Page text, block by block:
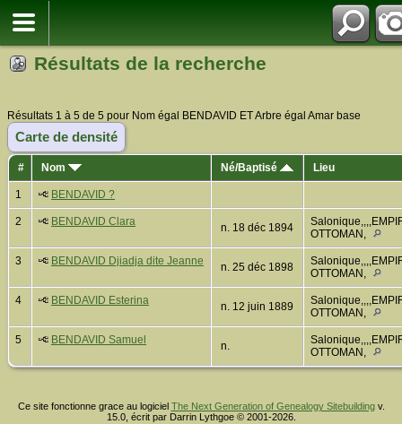
Résultats de la recherche
Résultats 1 à 5 de 5 pour Nom égal BENDAVID ET Arbre égal Amar base
Carte de densité
# Nom Né/Baptisé Lieu
1 BENDAVID ?
2 BENDAVID Clara n. 18 déc 1894
OTTOMAN,
3 BENDAVID Djiadja dite Jeanne n. 25 déc 1898
OTTOMAN,
4 BENDAVID Esterina n. 12 juin 1889
OTTOMAN,
5 BENDAVID Samuel n.
OTTOMAN,
Ce site fonctionne grace au logiciel The Next Generation of Genealogy Sitebuildingv.
15.0, écrit par Darrin Lythgoe © 2001-2026.